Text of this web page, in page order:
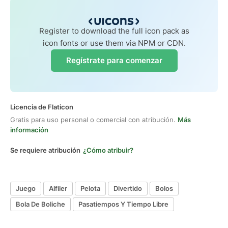
Register to download the full icon pack as
icon fonts or use them via NPM or CDN.
Regístrate para comenzar
Licencia de Flaticon
Gratis para uso personal o comercial con atribución. Más
información
Se requiere atribución ¿Cómo atribuir?
Juego Alfiler Pelota Divertido
Bolos
Bola De Boliche
Pasatiempos Y Tiempo Libre